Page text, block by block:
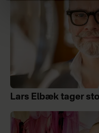
Lars Elbæk tager